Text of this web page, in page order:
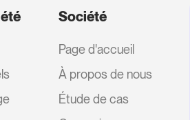
Société
Page d'accueil
À propos de nous
Étude de cas